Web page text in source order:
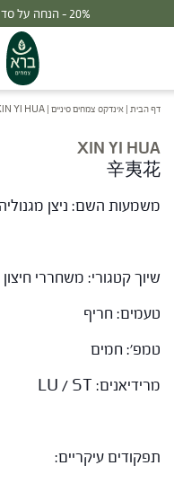
20% - הנחה על סדרת הפטריות ברכישת 2 מוצרים
דף הבית | אינדקס צמחים סיניים |
YI HUA
XIN YI HUA
辛夷花
משמעות השם: ניצן מגנוליה
שיוך קטגורי: משחררי
טעמים: חריף
טמפ': חמים
מרידיאנים: LU / ST
תפקודים עיקריים: